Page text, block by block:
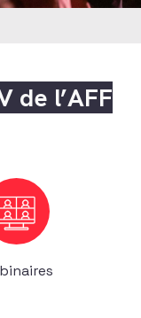
de l’AFF